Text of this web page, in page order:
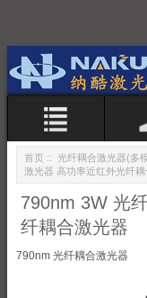
首页 :: 光纤耦合激光器(多
激光器 高功率近红外光纤耦
790nm 3W 光
纤耦合激光器
790nm 光纤耦合激光器